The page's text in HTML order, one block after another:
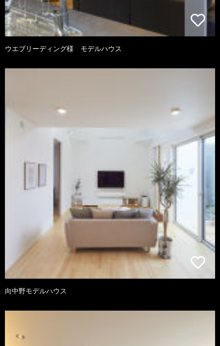
ウエブリーディング様 モデルハウス
向中野モデルハウス